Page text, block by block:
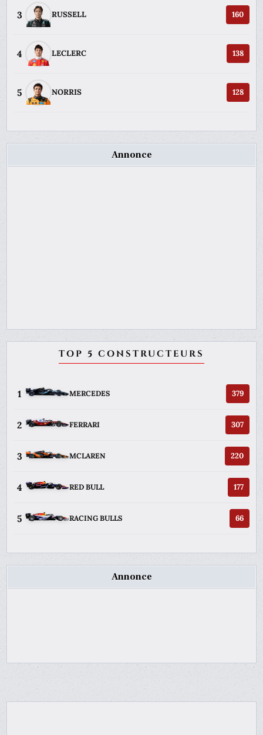
3 RUSSELL 160
4 LECLERC 138
5 NORRIS 128
Annonce
TOP 5 CONSTRUCTEURS
1 MERCEDES 379
2 FERRARI 307
3 MCLAREN 220
4 RED BULL 177
5 RACING BULLS 66
Annonce